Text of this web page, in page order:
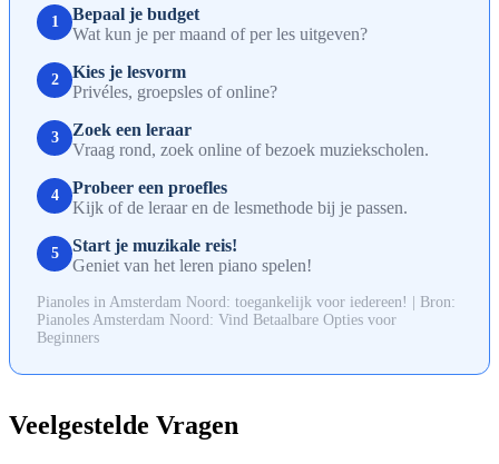
1
Bepaal je budget
Wat kun je per maand of per les uitgeven?
2
Kies je lesvorm
Privéles, groepsles of online?
3
Zoek een leraar
Vraag rond, zoek online of bezoek muziekscholen.
4
Probeer een proefles
Kijk of de leraar en de lesmethode bij je passen.
5
Start je muzikale reis!
Geniet van het leren piano spelen!
Pianoles in Amsterdam Noord: toegankelijk voor iedereen! | Bron:
Pianoles Amsterdam Noord: Vind Betaalbare Opties voor
Beginners
Veelgestelde Vragen